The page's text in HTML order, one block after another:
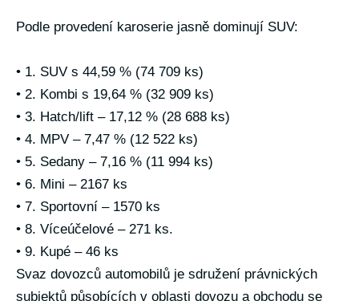
Podle provedení karoserie jasně dominují SUV:
• 1. SUV s 44,59 % (74 709 ks)
• 2. Kombi s 19,64 % (32 909 ks)
• 3. Hatch/lift – 17,12 % (28 688 ks)
• 4. MPV – 7,47 % (12 522 ks)
• 5. Sedany – 7,16 % (11 994 ks)
• 6. Mini – 2167 ks
• 7. Sportovní – 1570 ks
• 8. Víceúčelové – 271 ks.
• 9. Kupé – 46 ks
Svaz dovozců automobilů je sdružení právnických
subjektů působících v oblasti dovozu a obchodu se